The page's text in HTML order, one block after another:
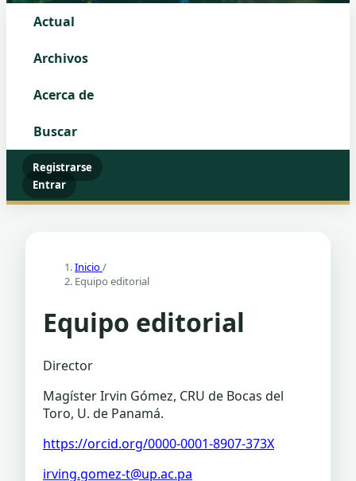
Actual
Archivos
Acerca de
Buscar
Registrarse
Entrar
Inicio/
Equipo editorial
Equipo editorial
Director
Magíster Irvin Gómez, CRU de Bocas del
Toro, U. de Panamá.
https://orcid.org/0000-0001-8907-373X
irving.gomez-t@up.ac.pa